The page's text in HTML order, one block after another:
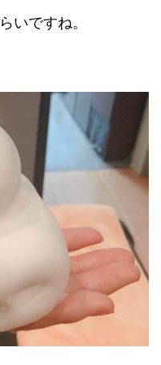
いですね。